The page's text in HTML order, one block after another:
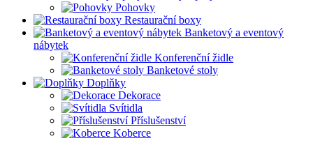
Pohovky
Restaurační boxy
Banketový a eventový
nábytek
Konferenční židle
Banketové stoly
Doplňky
Dekorace
Svítidla
Příslušenství
Koberce